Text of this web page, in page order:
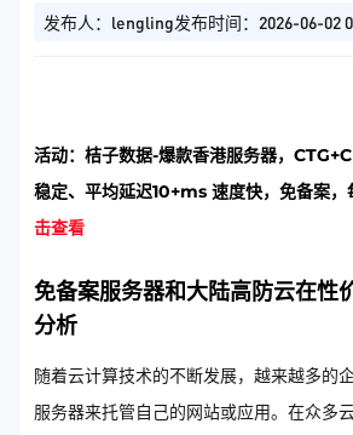
发布人：lengling发布时间：2026-06-02
活动：桔子数据-爆款香港服务器，
稳定、平均延迟10+ms 速度快，免备案，
击查看
免备案服务器和大陆高防云在性
分析
随着云计算技术的不断发展，越来越多的
服务器来托管自己的网站或应用。在众多